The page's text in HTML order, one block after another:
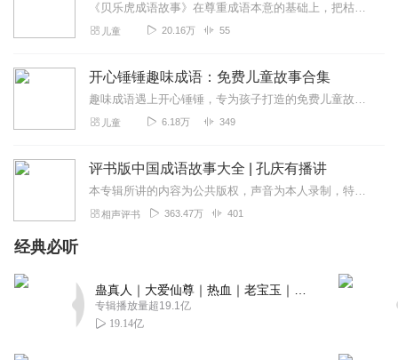
《贝乐虎成语故事》在尊重成语本意的基础上，把枯燥难懂的成语改编成一个个情节丰富、有趣又生动的情景故事。快乐听故事，轻松学成语。让孩子不仅可以在故事中学会成语，还...
儿童 20.16万 55
开心锤锤趣味成语：免费儿童故事合集
趣味成语遇上开心锤锤，专为孩子打造的免费儿童故事来啦！用轻松搞笑的剧情、简单易懂的语言，把成语知识融入精彩小故事中，边听边学、趣味满满，让孩子轻松记住成语、爱上...
儿童 6.18万 349
评书版中国成语故事大全 | 孔庆有播讲
本专辑所讲的内容为公共版权，声音为本人录制，特此声明！业余时间录制，尽量保证每天一集！微评书为您讲述成语起源的同时，每集一个定场诗，不重复！脱稿演绎！部分定场诗...
相声评书 363.47万 401
经典必听
专辑播放量超19.1亿
19.14亿